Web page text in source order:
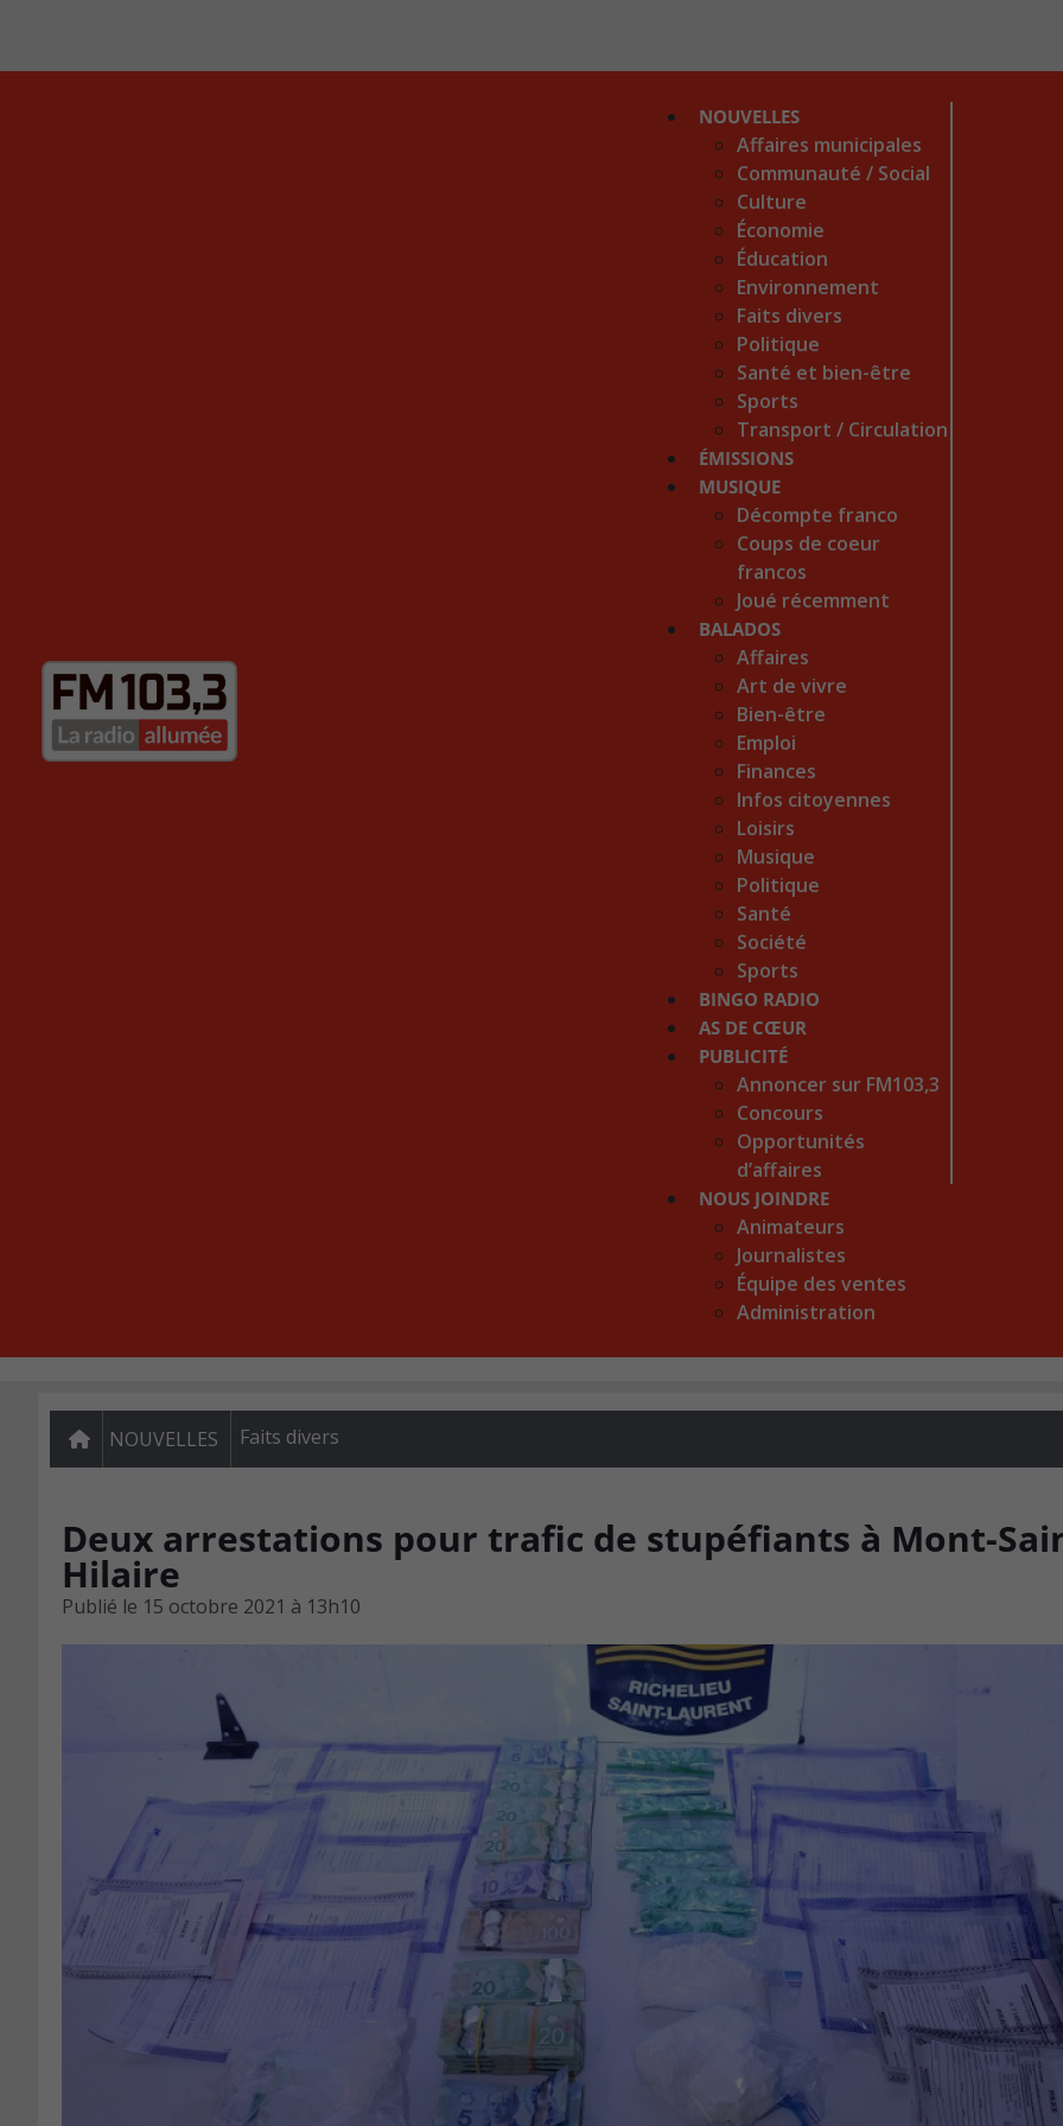
NOUVELLES
Affaires municipales
Communauté / Social
Culture
Économie
Éducation
Environnement
Faits divers
Politique
Santé et bien-être
Sports
Transport / Circulation
ÉMISSIONS
MUSIQUE
Décompte franco
Coups de coeur
francos
Joué récemment
BALADOS
Affaires
Art de vivre
Bien-être
Emploi
Finances
Infos citoyennes
Loisirs
Musique
Politique
Santé
Société
Sports
BINGO RADIO
AS DE CŒUR
PUBLICITÉ
Annoncer sur FM103,3
Concours
Opportunités
d’affaires
NOUS JOINDRE
Animateurs
Journalistes
Équipe des ventes
Administration
NOUVELLES Faits divers
Deux arrestations pour trafic de stupéfiants à Mont-
Hilaire
Publié le 15 octobre 2021 à 13h10